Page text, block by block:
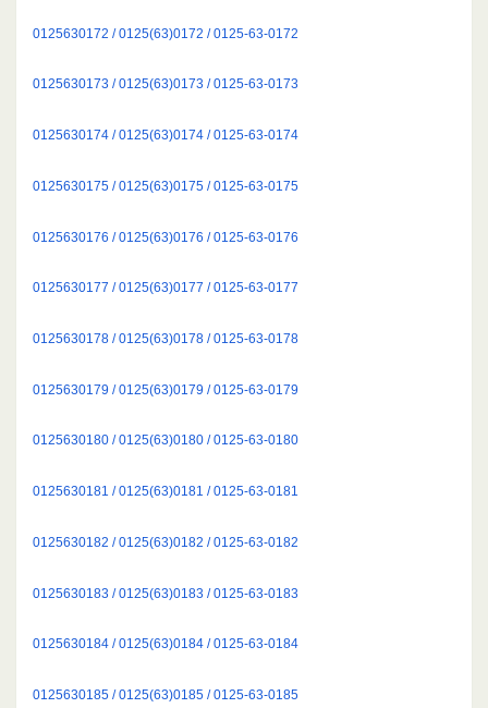
0125630172 / 0125(63)0172 / 0125-63-0172
0125630173 / 0125(63)0173 / 0125-63-0173
0125630174 / 0125(63)0174 / 0125-63-0174
0125630175 / 0125(63)0175 / 0125-63-0175
0125630176 / 0125(63)0176 / 0125-63-0176
0125630177 / 0125(63)0177 / 0125-63-0177
0125630178 / 0125(63)0178 / 0125-63-0178
0125630179 / 0125(63)0179 / 0125-63-0179
0125630180 / 0125(63)0180 / 0125-63-0180
0125630181 / 0125(63)0181 / 0125-63-0181
0125630182 / 0125(63)0182 / 0125-63-0182
0125630183 / 0125(63)0183 / 0125-63-0183
0125630184 / 0125(63)0184 / 0125-63-0184
0125630185 / 0125(63)0185 / 0125-63-0185